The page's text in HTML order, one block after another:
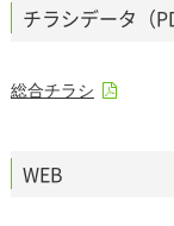
チラシデータ（
総合チラシ
WEB